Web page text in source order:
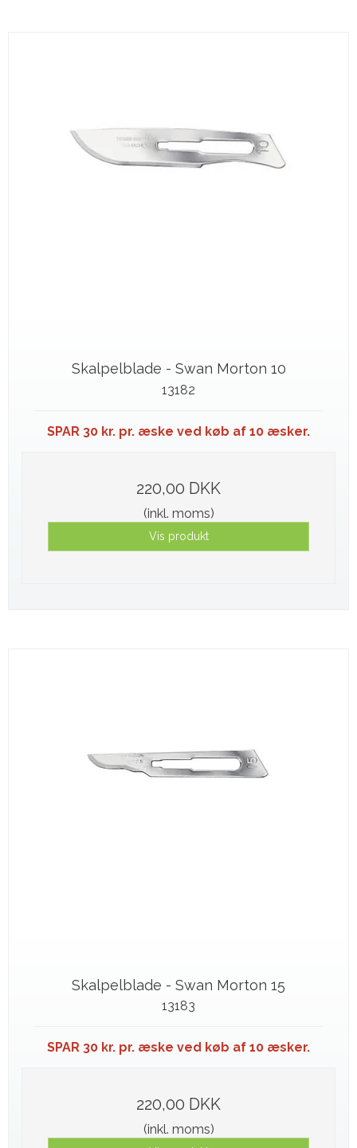
Skalpelblade - Swan Morton 10
13182
SPAR 30 kr. pr. æske ved køb af 10 æsker.
220,00 DKK
(inkl. moms)
Vis produkt
Skalpelblade - Swan Morton 15
13183
SPAR 30 kr. pr. æske ved køb af 10 æsker.
220,00 DKK
(inkl. moms)